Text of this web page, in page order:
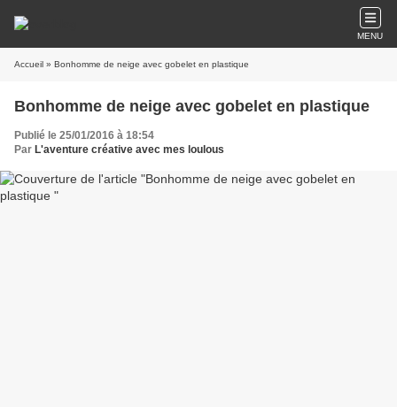
MENU
Accueil » Bonhomme de neige avec gobelet en plastique
Bonhomme de neige avec gobelet en plastique
Publié le 25/01/2016 à 18:54
Par L'aventure créative avec mes loulous